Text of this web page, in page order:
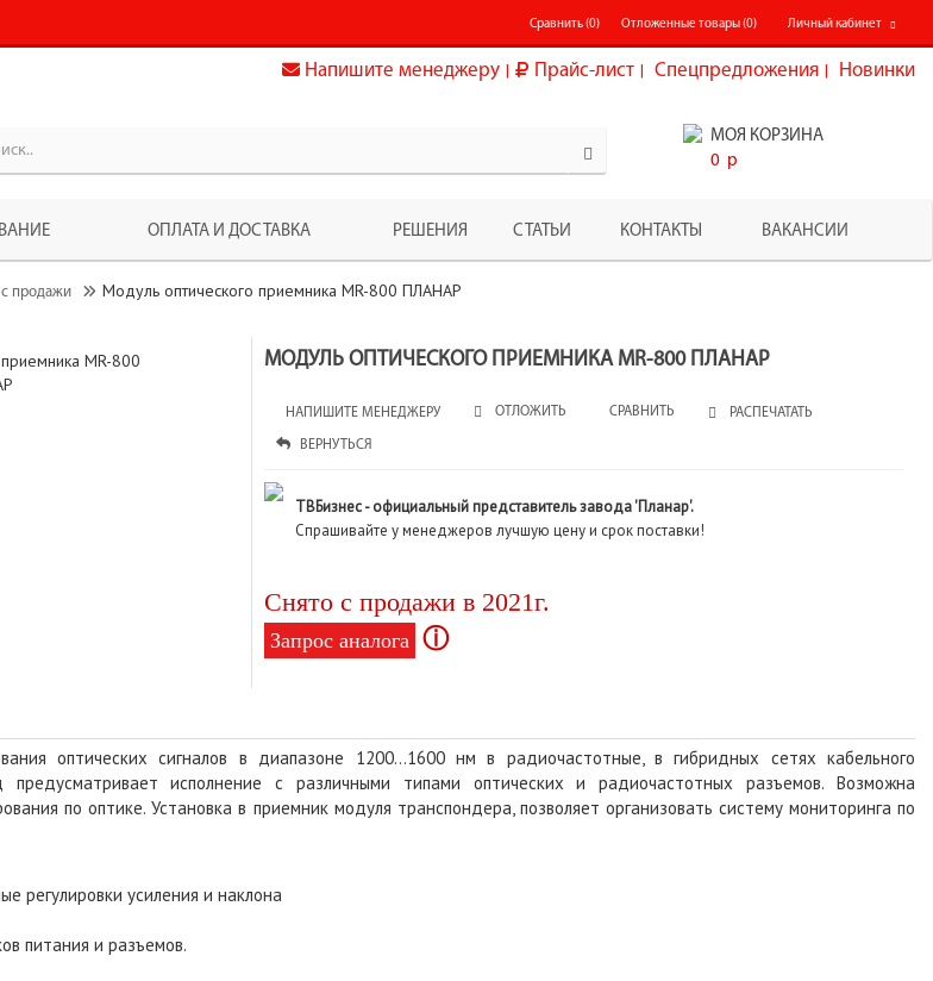
Личный кабинет
Отложенные товары (0)
Сравнить (0)
Напишите менеджеру Прайс-лист Спецпредложения Новинки
МОЯ КОРЗИНА
0 p
ОПЛАТА И ДОСТАВКА РЕШЕНИЯ СТАТЬИ КОНТАКТЫ ВАКАНСИИ
продажи Модуль оптического приемника MR-800 ПЛАНАР
МОДУЛЬ ОПТИЧЕСКОГО ПРИЕМНИКА MR-800 ПЛАНАР
НАПИШИТЕ МЕНЕДЖЕРУ ОТЛОЖИТЬ СРАВНИТЬ РАСПЕЧАТАТЬ
ВЕРНУТЬСЯ
ТВБизнес - официальный представитель завода 'Планар'.
Спрашивайте у менеджеров лучшую цену и срок поставки!
Снято с продажи в 2021г.
Запрос аналога ⓘ
оптических сигналов в диапазоне 1200...1600 нм в радиочастотные, в гибридных сетях кабельного
исполнение с различными типами оптических и радиочастотных разъемов. Возможна
по оптике. Установка в приемник модуля транспондера, позволяет организовать систему мониторинга по
регулировки усиления и наклона
питания и разъемов.